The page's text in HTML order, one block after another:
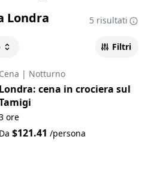
Londra 5 risultati
Filtri
Cena | Notturno
Londra: cena in crociera sul
ore
Da $121.41 /persona